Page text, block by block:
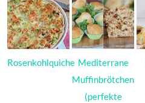
Rosenkohlquiche Mediterrane
Muffinbrötchen
(perfekte